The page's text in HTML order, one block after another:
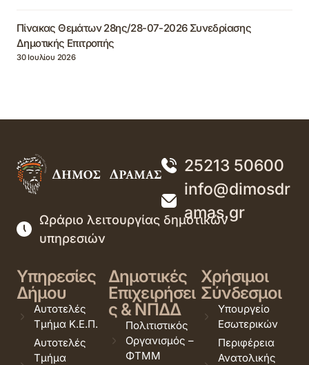
Πίνακας Θεμάτων 28ης/28-07-2026 Συνεδρίασης
Δημοτικής Επιτροπής
30 Ιουλίου 2026
25213 50600
info@dimosdr
amas.gr
Ωράριο λειτουργίας δημοτικών
υπηρεσιών
Υπηρεσίες
Δήμου
Αυτοτελές
Τμήμα Κ.Ε.Π.
Αυτοτελές
Τμήμα
Δημοτικές
Επιχειρήσει
ς & ΝΠΔΔ
Πολιτιστικός
Οργανισμός –
ΦΤΜΜ
Χρήσιμοι
Σύνδεσμοι
Υπουργείο
Εσωτερικών
Περιφέρεια
Ανατολικής